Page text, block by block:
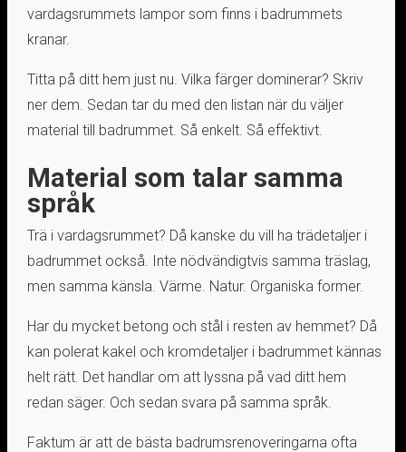
vardagsrummets lampor som finns i badrummets
kranar.
Titta på ditt hem just nu. Vilka färger dominerar? Skriv
ner dem. Sedan tar du med den listan när du väljer
material till badrummet. Så enkelt. Så effektivt.
Material som talar samma
språk
Trä i vardagsrummet? Då kanske du vill ha trädetaljer i
badrummet också. Inte nödvändigtvis samma träslag,
men samma känsla. Värme. Natur. Organiska former.
Har du mycket betong och stål i resten av hemmet? Då
kan polerat kakel och kromdetaljer i badrummet kännas
helt rätt. Det handlar om att lyssna på vad ditt hem
redan säger. Och sedan svara på samma språk.
Faktum är att de bästa badrumsrenoveringarna ofta